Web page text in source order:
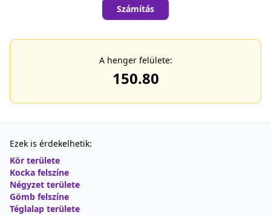
Számítás
A henger felülete:
150.80
Ezek is érdekelhetik:
Kör területe
Kocka felszíne
Négyzet területe
Gömb felszíne
Téglalap területe